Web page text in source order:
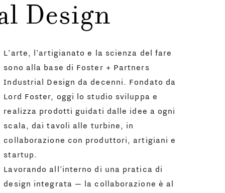
Design
L’arte, l’artigianato e la scienza del fare
sono alla base di Foster + Partners
Industrial Design da decenni. Fondato da
Lord Foster, oggi lo studio sviluppa e
realizza prodotti guidati dalle idee a ogni
scala, dai tavoli alle turbine, in
collaborazione con produttori, artigiani e
startup.
Lavorando all’interno di una pratica di
design integrata — la collaborazione è al